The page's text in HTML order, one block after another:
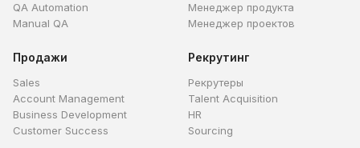
QA Automation
Manual QA
Менеджер продукта
Менеджер проектов
Продажи
Sales
Account Management
Business Development
Customer Success
Рекрутинг
Рекрутеры
Talent Acquisition
HR
Sourcing